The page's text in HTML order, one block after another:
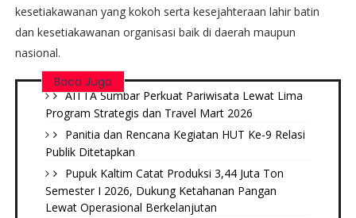
kesetiakawanan yang kokoh serta kesejahteraan lahir batin
dan kesetiakawanan organisasi baik di daerah maupun
nasional.
Baca Juga
AITTA Sumbar Perkuat Pariwisata Lewat Lima
Program Strategis dan Travel Mart 2026
Panitia dan Rencana Kegiatan HUT Ke-9 Relasi
Publik Ditetapkan
Pupuk Kaltim Catat Produksi 3,44 Juta Ton
Semester I 2026, Dukung Ketahanan Pangan
Lewat Operasional Berkelanjutan